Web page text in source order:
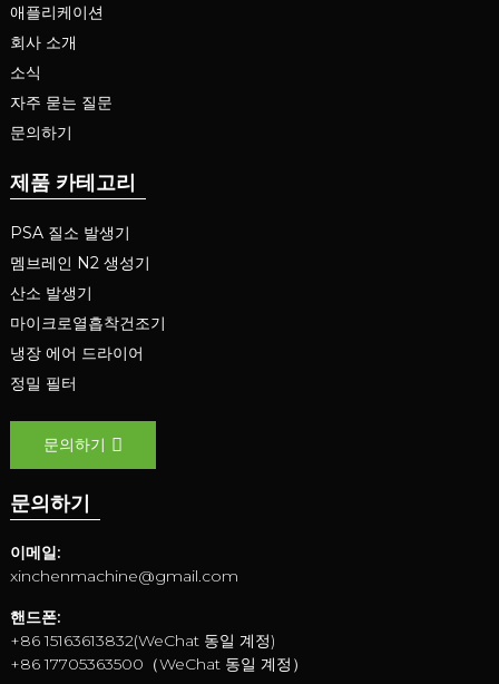
애플리케이션
회사 소개
소식
자주 묻는 질문
문의하기
제품 카테고리
PSA 질소 발생기
멤브레인 N2 생성기
산소 발생기
마이크로열흡착건조기
냉장 에어 드라이어
정밀 필터
문의하기
문의하기
이메일:
xinchenmachine@gmail.com
핸드폰:
+86 15163613832(WeChat 동일 계정)
+86 17705363500（WeChat 동일 계정）